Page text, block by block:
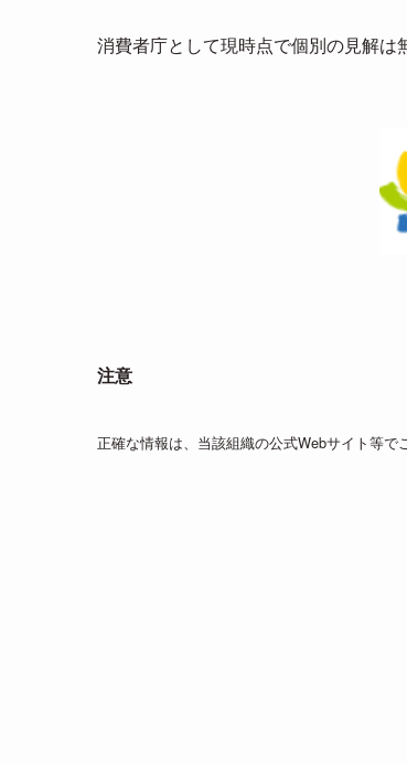
消費者庁として現時点で個別の見解
注意
正確な情報は、当該組織の公式Webサイト等で